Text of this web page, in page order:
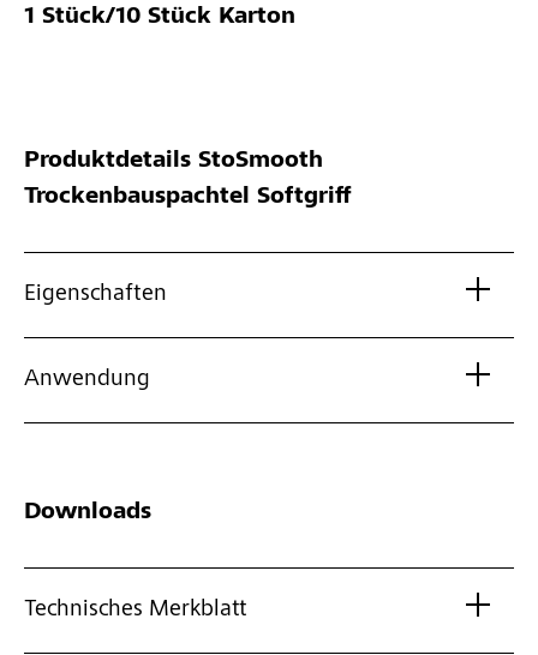
1 Stück/10 Stück Karton
Produktdetails StoSmooth
Trockenbauspachtel Softgriff
Eigenschaften
Anwendung
Downloads
Technisches Merkblatt